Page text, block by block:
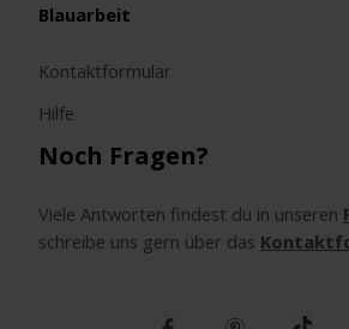
Noch Fragen?
Viele Antworten findest du in unseren
schreibe uns gern über das
Blauarbeit
Kontaktformular
Hilfe